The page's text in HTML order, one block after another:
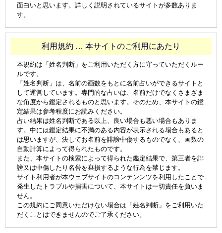
面白いと思います。詳しく説明されているサイトが多数ありま
す。
利用規約 … 本サイトのご利用にあたり
本規約は「姓名判断」をご利用いただく方に守っていただくルー
ルです。
「姓名判断」は、名前の画数をもとに名前占いができるサイトと
して運営しています。専門的な占いは、名前だけでなくさまざま
な角度から鑑定されるものと思います。そのため、本サイトの鑑
定結果は参考程度にお読みください。
占い結果は姓名判断である以上、良い場合も悪い場合もありま
す。中には鑑定結果に不満のある内容が表示される場合もあると
は思いますが、決してお名前を誹謗中傷するものでなく、画数の
自動計算によって得られたものです。
また、本サイトの検索によって得られた鑑定結果で、第三者を誹
謗又は中傷したり名誉を棄損するような行為を禁じます。
サイト利用者が本ウェブサイトのコンテンンツを利用したことで
発生したトラブルや損害について、本サイトは一切責任を負いま
せん。
この規約にご同意いただけない場合は「姓名判断」をご利用いた
だくことはできませんのでご了承ください。